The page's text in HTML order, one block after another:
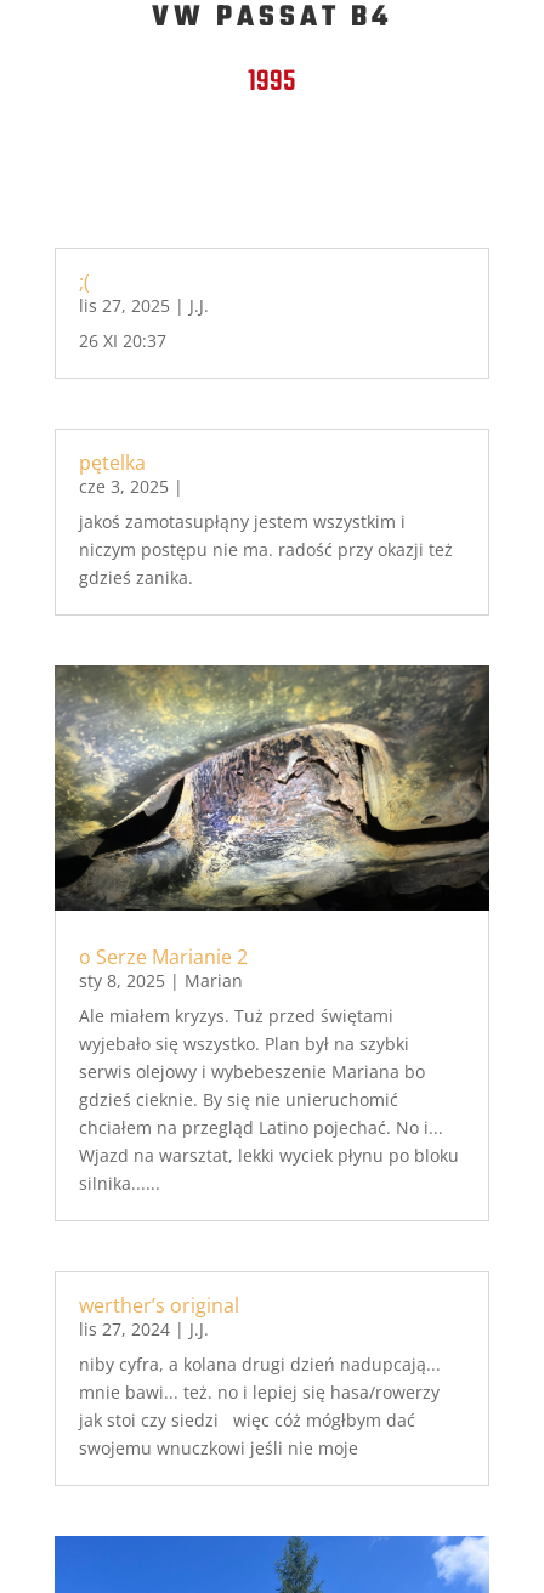
VW PASSAT B4
1995
;(
lis 27, 2025| J.J.
26 XI 20:37
pętelka
cze 3, 2025|
jakoś zamotasupłąny jestem wszystkim i
niczym postępu nie ma. radość przy okazji też
gdzieś zanika.
o Serze Marianie 2
sty 8, 2025| Marian
Ale miałem kryzys. Tuż przed świętami
wyjebało się wszystko. Plan był na szybki
serwis olejowy i wybebeszenie Mariana bo
gdzieś cieknie. By się nie unieruchomić
chciałem na przegląd Latino pojechać. No i...
Wjazd na warsztat, lekki wyciek płynu po bloku
silnika......
werther’s original
lis 27, 2024| J.J.
niby cyfra, a kolana drugi dzień nadupcają...
mnie bawi... też. no i lepiej się hasa/rowerzy
jak stoi czy siedzi więc cóż mógłbym dać
swojemu wnuczkowi jeśli nie moje